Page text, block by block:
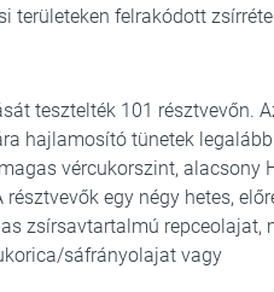
területeken felrakódott
tesztelték 101 résztvevőn.
hajlamosító tünetek legalább
vércukorszint, alacsony
egy négy hetes,
zsírsavtartalmú repceolajat,
sáfrányolajat vagy